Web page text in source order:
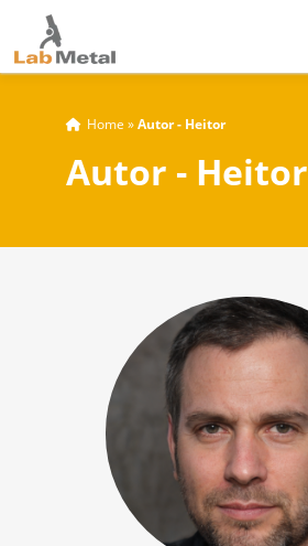
Home »Autor - Heitor
Autor - Heitor